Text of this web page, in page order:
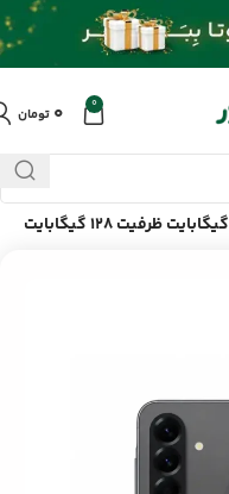
0 ۰ تومان
گوشی سامسونگ Galaxy A56 5G رم 8
گیگابایت ظرفیت 128 گیگابایت